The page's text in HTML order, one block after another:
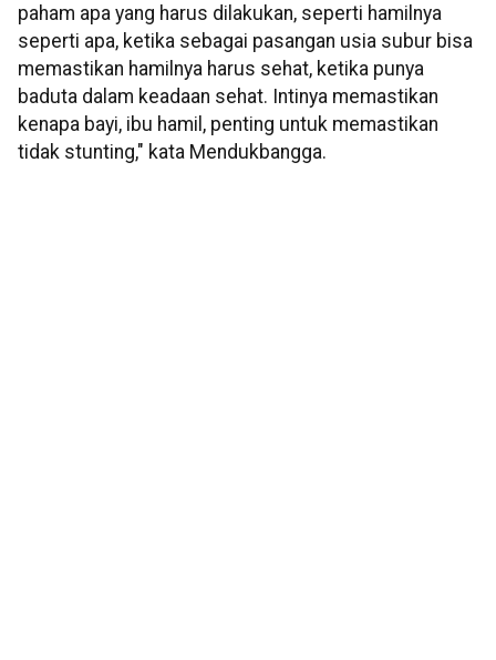
paham apa yang harus dilakukan, seperti hamilnya
seperti apa, ketika sebagai pasangan usia subur bisa
memastikan hamilnya harus sehat, ketika punya
baduta dalam keadaan sehat. Intinya memastikan
kenapa bayi, ibu hamil, penting untuk memastikan
tidak stunting," kata Mendukbangga.